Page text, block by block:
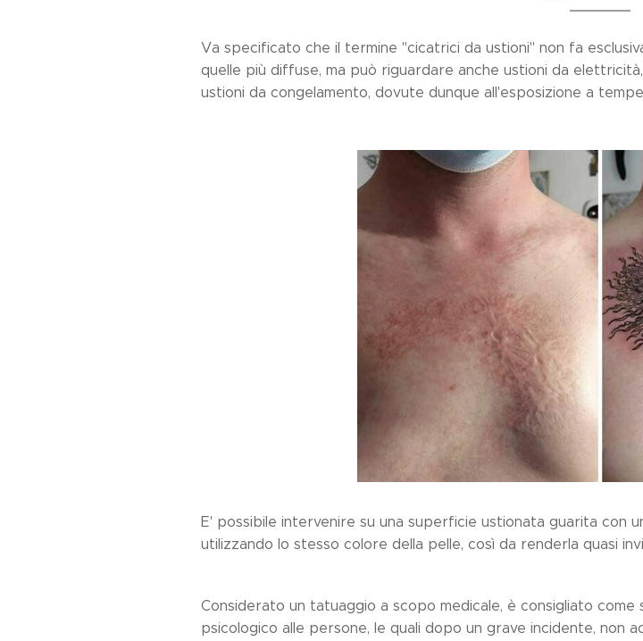
Va specificato che il termine "cicatrici da ustioni" non fa
quelle più diffuse, ma può riguardare anche ustioni da
ustioni da congelamento, dovute dunque all'esposizione a
E' possibile intervenire su una superficie ustionata guarita con
utilizzando lo stesso colore della pelle, così da renderla quasi
Considerato un tatuaggio a scopo medicale, è consigliato
psicologico alle persone, le quali dopo un grave incidente, non